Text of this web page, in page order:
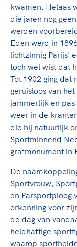
Lees verder
kwamen. Helaas
die jaren nog
werden
Eden werd in
lichtzinnig Parijs'
toch wel wist dat
Tot 1902 ging dat
geruisloos van
jammerlijk en
weer in de
die hij natuurlijk
Sportminnend
grafmonument in
De
Sportvrouw,
en Parsportploeg
erkenning voor
de dag van
heldhaftige
waarop